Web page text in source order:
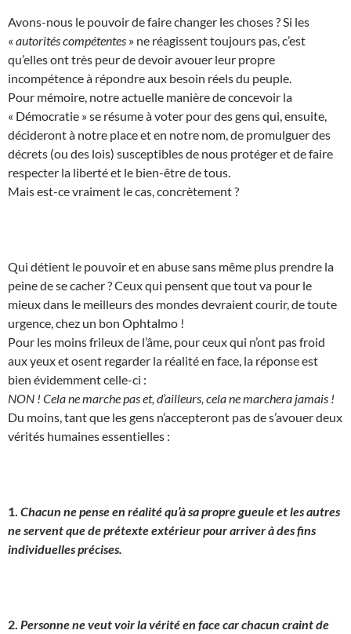
Avons-nous le pouvoir de faire changer les choses ? Si les
« autorités compétentes » ne réagissent toujours pas, c’est
qu’elles ont très peur de devoir avouer leur propre
incompétence à répondre aux besoin réels du peuple.
Pour mémoire, notre actuelle manière de concevoir la
« Démocratie » se résume à voter pour des gens qui, ensuite,
décideront à notre place et en notre nom, de promulguer des
décrets (ou des lois) susceptibles de nous protéger et de faire
respecter la liberté et le bien-être de tous.
Mais est-ce vraiment le cas, concrètement ?
Qui détient le pouvoir et en abuse sans même plus prendre la
peine de se cacher ? Ceux qui pensent que tout va pour le
mieux dans le meilleurs des mondes devraient courir, de toute
urgence, chez un bon Ophtalmo !
Pour les moins frileux de l’âme, pour ceux qui n’ont pas froid
aux yeux et osent regarder la réalité en face, la réponse est
bien évidemment celle-ci :
NON ! Cela ne marche pas et, d’ailleurs, cela ne marchera jamais !
Du moins, tant que les gens n’accepteront pas de s’avouer deux
vérités humaines essentielles :
1. Chacun ne pense en réalité qu’à sa propre gueule et les autres
ne servent que de prétexte extérieur pour arriver à des fins
individuelles précises.
2. Personne ne veut voir la vérité en face car chacun craint de